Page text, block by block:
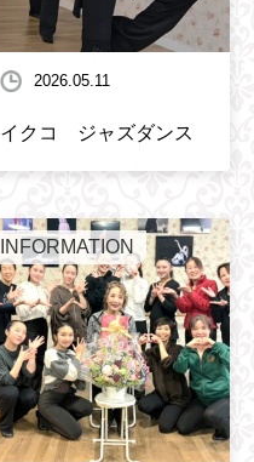
2026.05.11
イクコ ジャズダンス
INFORMATION